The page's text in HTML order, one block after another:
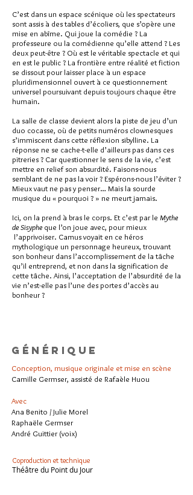
C’est dans un espace scénique où les spectateurs
sont assis à des tables d’écoliers, que s’opère une
mise en abîme. Qui joue la comédie ? La
professeure ou la comédienne qu’elle attend ? Les
deux peut-être ? Où est le véritable spectacle et qui
en est le public ? La frontière entre réalité et fiction
se dissout pour laisser place à un espace
pluridimensionnel ouvert à ce questionnement
universel poursuivant depuis toujours chaque être
humain.
La salle de classe devient alors la piste de jeu d’un
duo cocasse, où de petits numéros clownesques
s’immiscent dans cette réflexion sibylline. La
réponse ne se cache-t-elle d’ailleurs pas dans ces
pitreries ? Car questionner le sens de la vie, c’est
mettre en relief son absurdité. Faisons-nous
semblant de ne pas la voir ? Espérons-nous l’éviter ?
Mieux vaut ne pas y penser… Mais la sourde
musique du « pourquoi ? » ne meurt jamais.
Ici, on la prend à bras le corps. Et c’est par le Mythe
de Sisyphe que l’on joue avec, pour mieux
l’apprivoiser. Camus voyait en ce héros
mythologique un personnage heureux, trouvant
son bonheur dans l’accomplissement de la tâche
qu’il entreprend, et non dans la signification de
cette tâche. Ainsi, l’acceptation de l’absurdité de la
vie n’est-elle pas l’une des portes d’accès au
bonheur ?
Générique
Conception, musique originale et mise en scène
Camille Germser, assisté de Rafaèle Huou
Avec
Ana Benito / Julie Morel
Raphaële Germser
André Guittier (voix)
Coproduction et technique
Théâtre du Point du Jour